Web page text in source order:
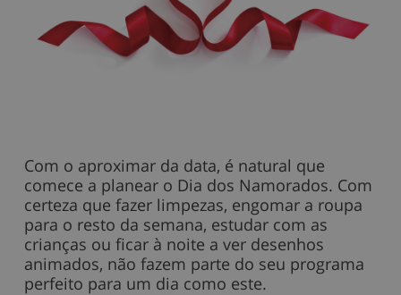
Com o aproximar da data, é natural que
comece a planear o Dia dos Namorados. Com
certeza que fazer limpezas, engomar a roupa
para o resto da semana, estudar com as
crianças ou ficar à noite a ver desenhos
animados, não fazem parte do seu programa
perfeito para um dia como este.